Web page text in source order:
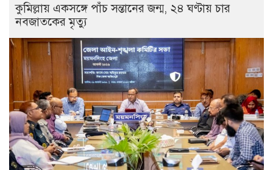
কুমিল্লায় একসঙ্গে পাঁচ সন্তানের জন্ম, ২৪ ঘণ্টায় চার
নবজাতকের মৃত্যু